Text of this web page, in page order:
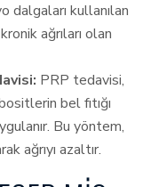
dalgaları kullanılan
ağrıları olan
PRP tedavisi,
bel fıtığı
Bu yöntem,
ağrıyı azaltır.